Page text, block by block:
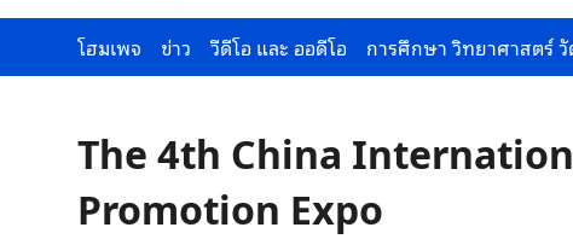
โฮมเพจ ข่าว วีดีโอ และ ออดีโอ การศึกษา วิทยาศาสตร์
The 4th China
Promotion Expo